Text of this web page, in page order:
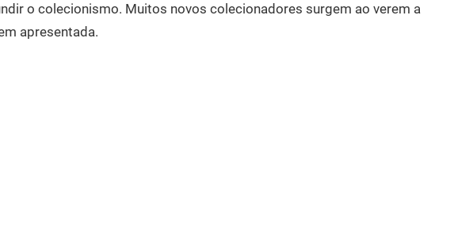
o colecionismo. Muitos novos colecionadores surgem ao verem a
apresentada.